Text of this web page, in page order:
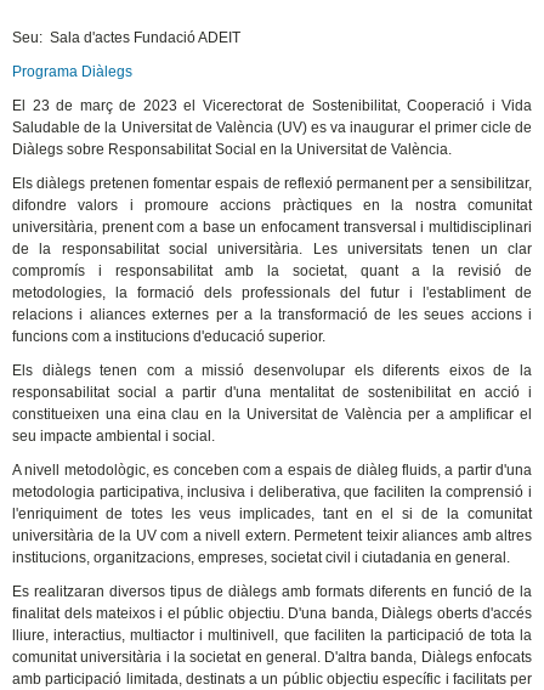
Seu: Sala d'actes Fundació ADEIT
Programa Diàlegs
El 23 de març de 2023 el Vicerectorat de Sostenibilitat, Cooperació i Vida
Saludable de la Universitat de València (UV) es va inaugurar el primer cicle de
Diàlegs sobre Responsabilitat Social en la Universitat de València.
Els diàlegs pretenen fomentar espais de reflexió permanent per a sensibilitzar,
difondre valors i promoure accions pràctiques en la nostra comunitat
universitària, prenent com a base un enfocament transversal i multidisciplinari
de la responsabilitat social universitària. Les universitats tenen un clar
compromís i responsabilitat amb la societat, quant a la revisió de
metodologies, la formació dels professionals del futur i l'establiment de
relacions i aliances externes per a la transformació de les seues accions i
funcions com a institucions d'educació superior.
Els diàlegs tenen com a missió desenvolupar els diferents eixos de la
responsabilitat social a partir d'una mentalitat de sostenibilitat en acció i
constitueixen una eina clau en la Universitat de València per a amplificar el
seu impacte ambiental i social.
A nivell metodològic, es conceben com a espais de diàleg fluids, a partir d'una
metodologia participativa, inclusiva i deliberativa, que faciliten la comprensió i
l'enriquiment de totes les veus implicades, tant en el si de la comunitat
universitària de la UV com a nivell extern. Permetent teixir aliances amb altres
institucions, organitzacions, empreses, societat civil i ciutadania en general.
Es realitzaran diversos tipus de diàlegs amb formats diferents en funció de la
finalitat dels mateixos i el públic objectiu. D'una banda, Diàlegs oberts d'accés
lliure, interactius, multiactor i multinivell, que faciliten la participació de tota la
comunitat universitària i la societat en general. D'altra banda, Diàlegs enfocats
amb participació limitada, destinats a un públic objectiu específic i facilitats per